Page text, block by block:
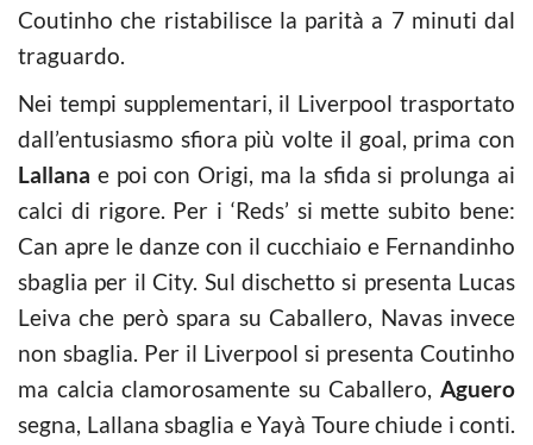
Coutinho che ristabilisce la parità a 7 minuti dal
traguardo.
Nei tempi supplementari, il Liverpool trasportato
dall’entusiasmo sfiora più volte il goal, prima con
Lallana e poi con Origi, ma la sfida si prolunga ai
calci di rigore. Per i ‘Reds’ si mette subito bene:
Can apre le danze con il cucchiaio e Fernandinho
sbaglia per il City. Sul dischetto si presenta Lucas
Leiva che però spara su Caballero, Navas invece
non sbaglia. Per il Liverpool si presenta Coutinho
ma calcia clamorosamente su Caballero, Aguero
segna, Lallana sbaglia e Yayà Toure chiude i conti.